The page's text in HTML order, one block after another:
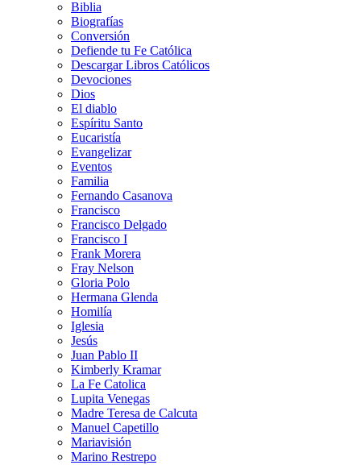
Biblia
Biografías
Conversión
Defiende tu Fe Católica
Descargar Libros Católicos
Devociones
Dios
El diablo
Espíritu Santo
Eucaristía
Evangelizar
Eventos
Familia
Fernando Casanova
Francisco
Francisco Delgado
Francisco I
Frank Morera
Fray Nelson
Gloria Polo
Hermana Glenda
Homilía
Iglesia
Jesús
Juan Pablo II
Kimberly Kramar
La Fe Catolica
Lupita Venegas
Madre Teresa de Calcuta
Manuel Capetillo
Mariavisión
Marino Restrepo